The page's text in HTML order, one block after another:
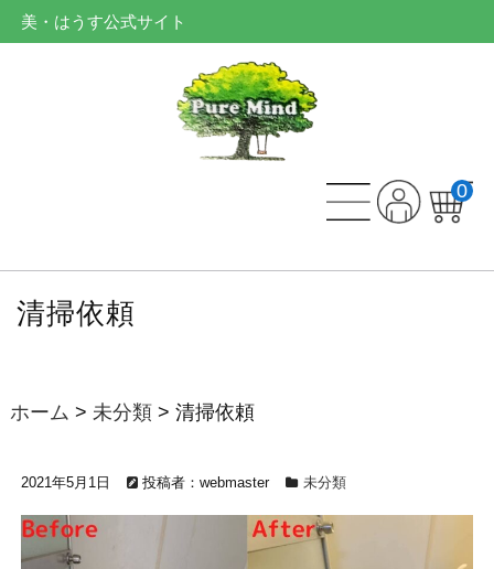
美・はうす公式サイト
0
清掃依頼
ホーム > 未分類> 清掃依頼
2021年5月1日 投稿者：webmaster 未分類